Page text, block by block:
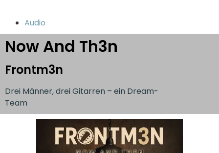
Audio
Now And Th3n
Frontm3n
Drei Männer, drei Gitarren – ein Dream-
Team